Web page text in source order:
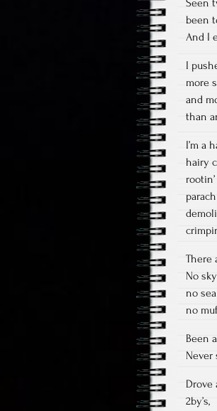
Seen
been
And I
I
more
and
than
I’m a
hairy
There
No
no
no
Been
Never
Drove
2by’s,